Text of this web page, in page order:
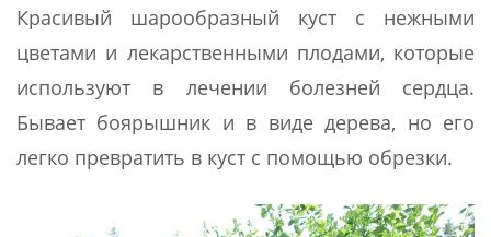
Красивый шарообразный куст с нежными
цветами и лекарственными плодами, которые
используют в лечении болезней сердца.
Бывает боярышник и в виде дерева, но его
легко превратить в куст с помощью обрезки.